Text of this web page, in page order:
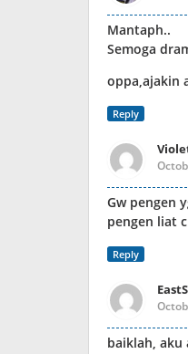
Mantaph..
Semoga
oppa,ajakin
Reply
Gw pengen
pengen liat
Reply
baiklah,